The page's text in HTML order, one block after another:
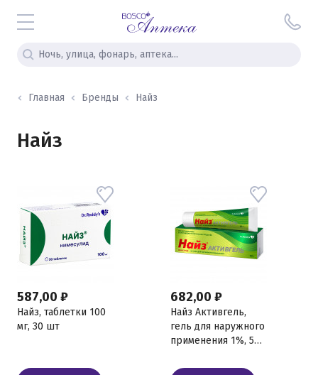
Главная Бренды Найз
Найз
587,00 ₽
Найз, таблетки 100
мг, 30 шт
682,00 ₽
Найз Активгель,
гель для наружного
применения 1%, 50